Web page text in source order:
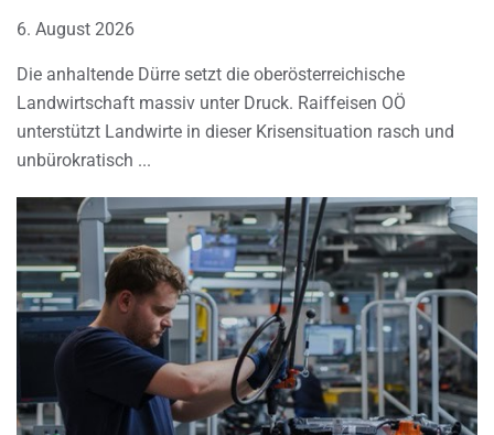
6. August 2026
Die anhaltende Dürre setzt die oberösterreichische
Landwirtschaft massiv unter Druck. Raiffeisen OÖ
unterstützt Landwirte in dieser Krisensituation rasch und
unbürokratisch